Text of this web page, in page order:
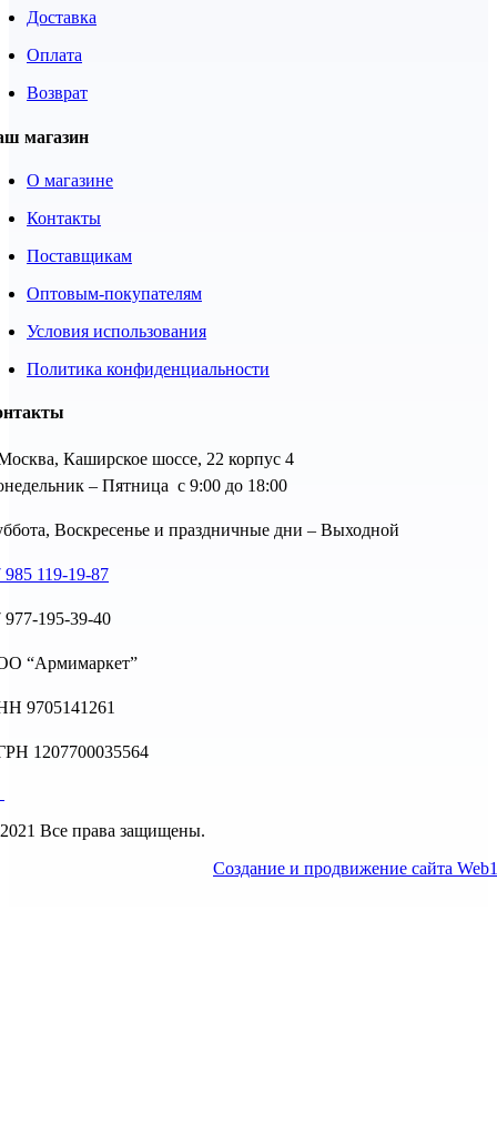
Доставка
Оплата
Возврат
магазин
О магазине
Контакты
Поставщикам
Оптовым-покупателям
Условия использования
Политика конфиденциальности
Каширское шоссе, 22 корпус 4
– Пятница с 9:00 до 18:00
Воскресенье и праздничные дни – Выходной
985 119-19-87
977-195-39-40
“Армимаркет”
9705141261
1207700035564
Все права защищены.
Создание и продвижение сайта